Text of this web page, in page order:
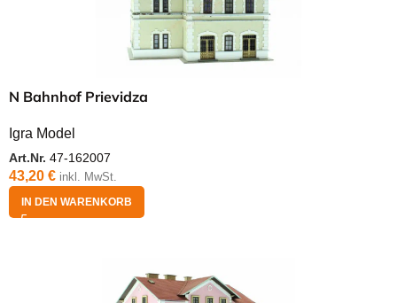
N Bahnhof Prievidza
Igra Model
Art.Nr. 47-162007
43,20 € inkl. MwSt.
IN DEN WARENKORB